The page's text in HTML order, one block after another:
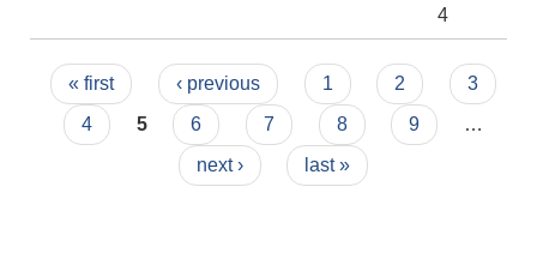
4
Pages
« first ‹ previous 1 2
3
4
5 6 7 8 9
…
next ›
last »